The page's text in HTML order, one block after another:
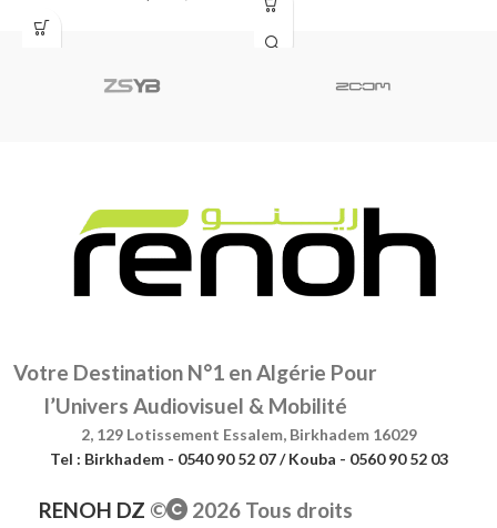
de microphone offre
Votre Destination N°1 en Algérie Pour
l’Univers Audiovisuel & Mobilité
2, 129 Lotissement Essalem, Birkhadem 16029
Tel : Birkhadem - 0540 90 52 07 / Kouba - 0560 90 52 03
RENOH DZ © 2026 Tous droits